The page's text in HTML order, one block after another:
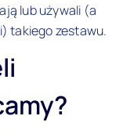
lub używali (a
takiego zestawu.